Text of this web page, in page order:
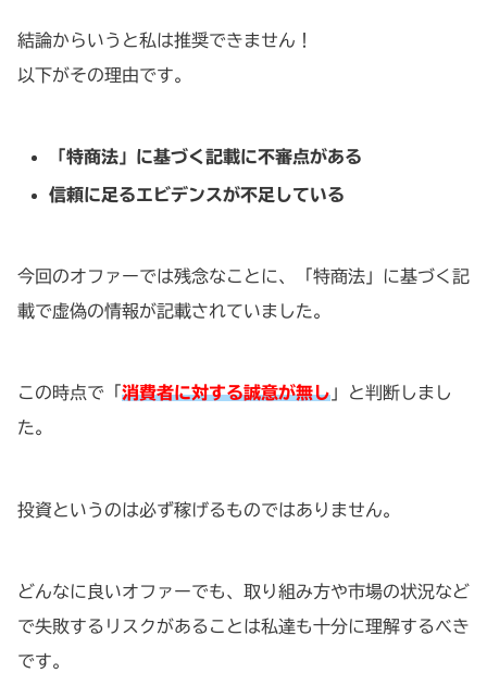
結論からいうと私は推奨できません！
以下がその理由です。
「特商法」に基づく記載に不審点がある
信頼に足るエビデンスが不足している
今回のオファーでは残念なことに、「特商法」に基づく記
載で虚偽の情報が記載されていました。
この時点で「 消費者に対する誠意が無し 」と判断しまし
た。
投資というのは必ず稼げるものではありません。
どんなに良いオファーでも、取り組み方や市場の状況など
で失敗するリスクがあることは私達も十分に理解するべき
です。